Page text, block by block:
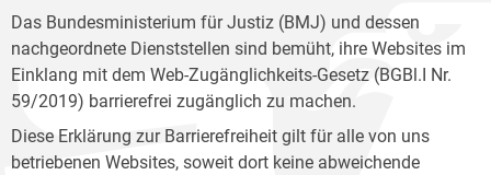
Das Bundesministerium für Justiz (BMJ) und dessen
nachgeordnete Dienststellen sind bemüht, ihre Websites im
Einklang mit dem Web-Zugänglichkeits-Gesetz (BGBl.I Nr.
59/2019) barrierefrei zugänglich zu machen.
Diese Erklärung zur Barrierefreiheit gilt für alle von uns
betriebenen Websites, soweit dort keine abweichende